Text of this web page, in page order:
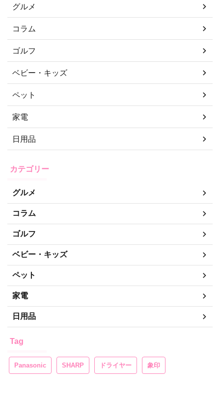
グルメ
コラム
ゴルフ
ベビー・キッズ
ペット
家電
日用品
カテゴリー
グルメ
コラム
ゴルフ
ベビー・キッズ
ペット
家電
日用品
Tag
Panasonic SHARP ドライヤー 象印